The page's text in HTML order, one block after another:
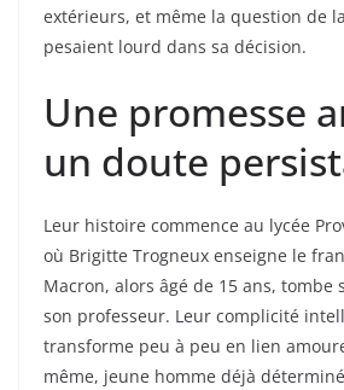
extérieurs, et même la question de
pesaient lourd dans sa décision.
Une promesse
un doute
Leur histoire commence au lycée
où Brigitte Trogneux enseigne le
Macron, alors âgé de 15 ans, tombe
son professeur. Leur complicité
transforme peu à peu en lien
même, jeune homme déjà